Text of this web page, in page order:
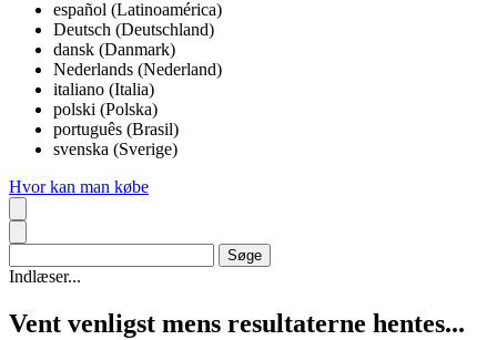
español (Latinoamérica)
Deutsch (Deutschland)
dansk (Danmark)
Nederlands (Nederland)
italiano (Italia)
polski (Polska)
português (Brasil)
svenska (Sverige)
Hvor kan man købe
Indlæser...
Vent venligst mens resultaterne hentes...